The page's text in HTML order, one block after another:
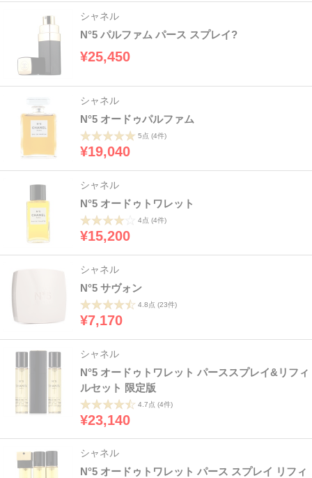
シャネル
N°5 パルファム パース スプレイ?
¥25,450
シャネル
N°5 オードゥパルファム
5点 (4件)
¥19,040
シャネル
N°5 オードゥトワレット
4点 (4件)
¥15,200
シャネル
N°5 サヴォン
4.8点 (23件)
¥7,170
シャネル
N°5 オードゥトワレット パーススプレイ&リフィ
ルセット 限定版
4.7点 (4件)
¥23,140
シャネル
N°5 オードゥトワレット パース スプレイ リフィ